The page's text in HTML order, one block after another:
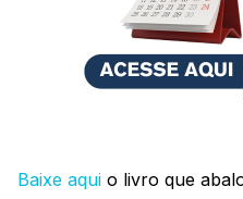
Baixe aqui o livro que